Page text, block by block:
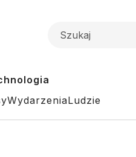
WydarzeniaLudzie